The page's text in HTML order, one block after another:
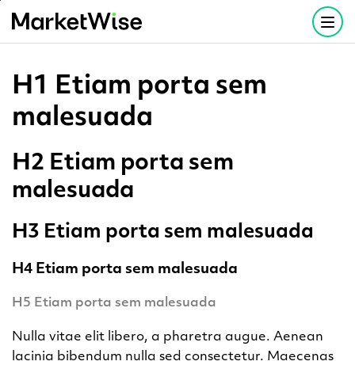
Skip
to
content
H1 Etiam porta sem
malesuada
H2 Etiam porta sem
malesuada
H3 Etiam porta sem malesuada
H4 Etiam porta sem malesuada
H5 Etiam porta sem malesuada
Nulla vitae elit libero, a pharetra augue. Aenean
lacinia bibendum nulla sed consectetur. Maecenas